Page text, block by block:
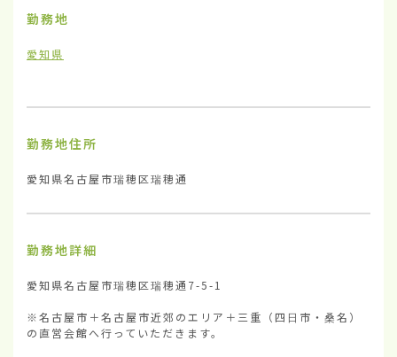
勤務地
愛知県
勤務地住所
愛知県名古屋市瑞穂区瑞穂通
勤務地詳細
愛知県名古屋市瑞穂区瑞穂通7-5-1
※名古屋市＋名古屋市近郊のエリア＋三重（四日市・桑名）
の直営会館へ行っていただきます。